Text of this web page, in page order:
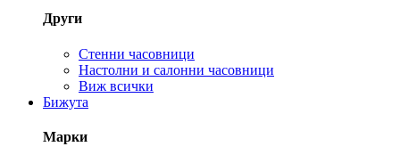
Други
Стенни часовници
Настолни и салонни часовници
Виж всички
Бижута
Марки